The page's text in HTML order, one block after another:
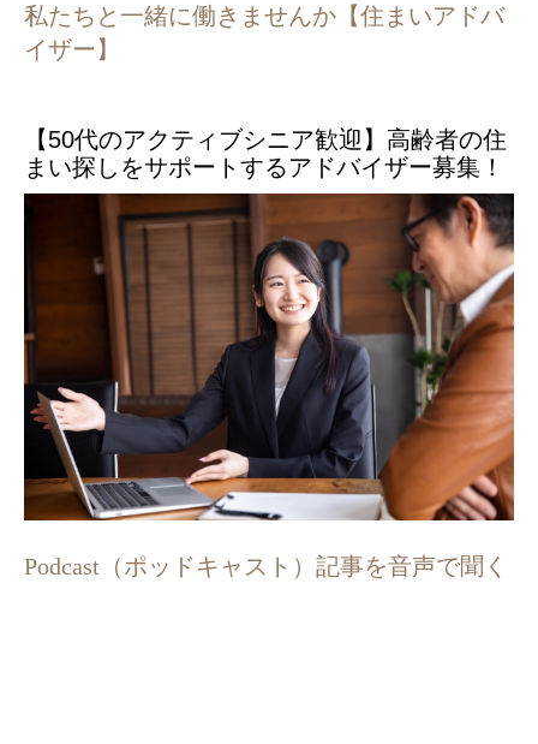
私たちと一緒に働きませんか【住まいアドバ
イザー】
【50代のアクティブシニア歓迎】高齢者の住
まい探しをサポートするアドバイザー募集！
Podcast（ポッドキャスト）記事を音声で聞く